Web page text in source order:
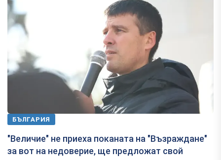
БЪЛГАРИЯ
"Величие" не приеха поканата на "Възраждане"
за вот на недоверие, ще предложат свой